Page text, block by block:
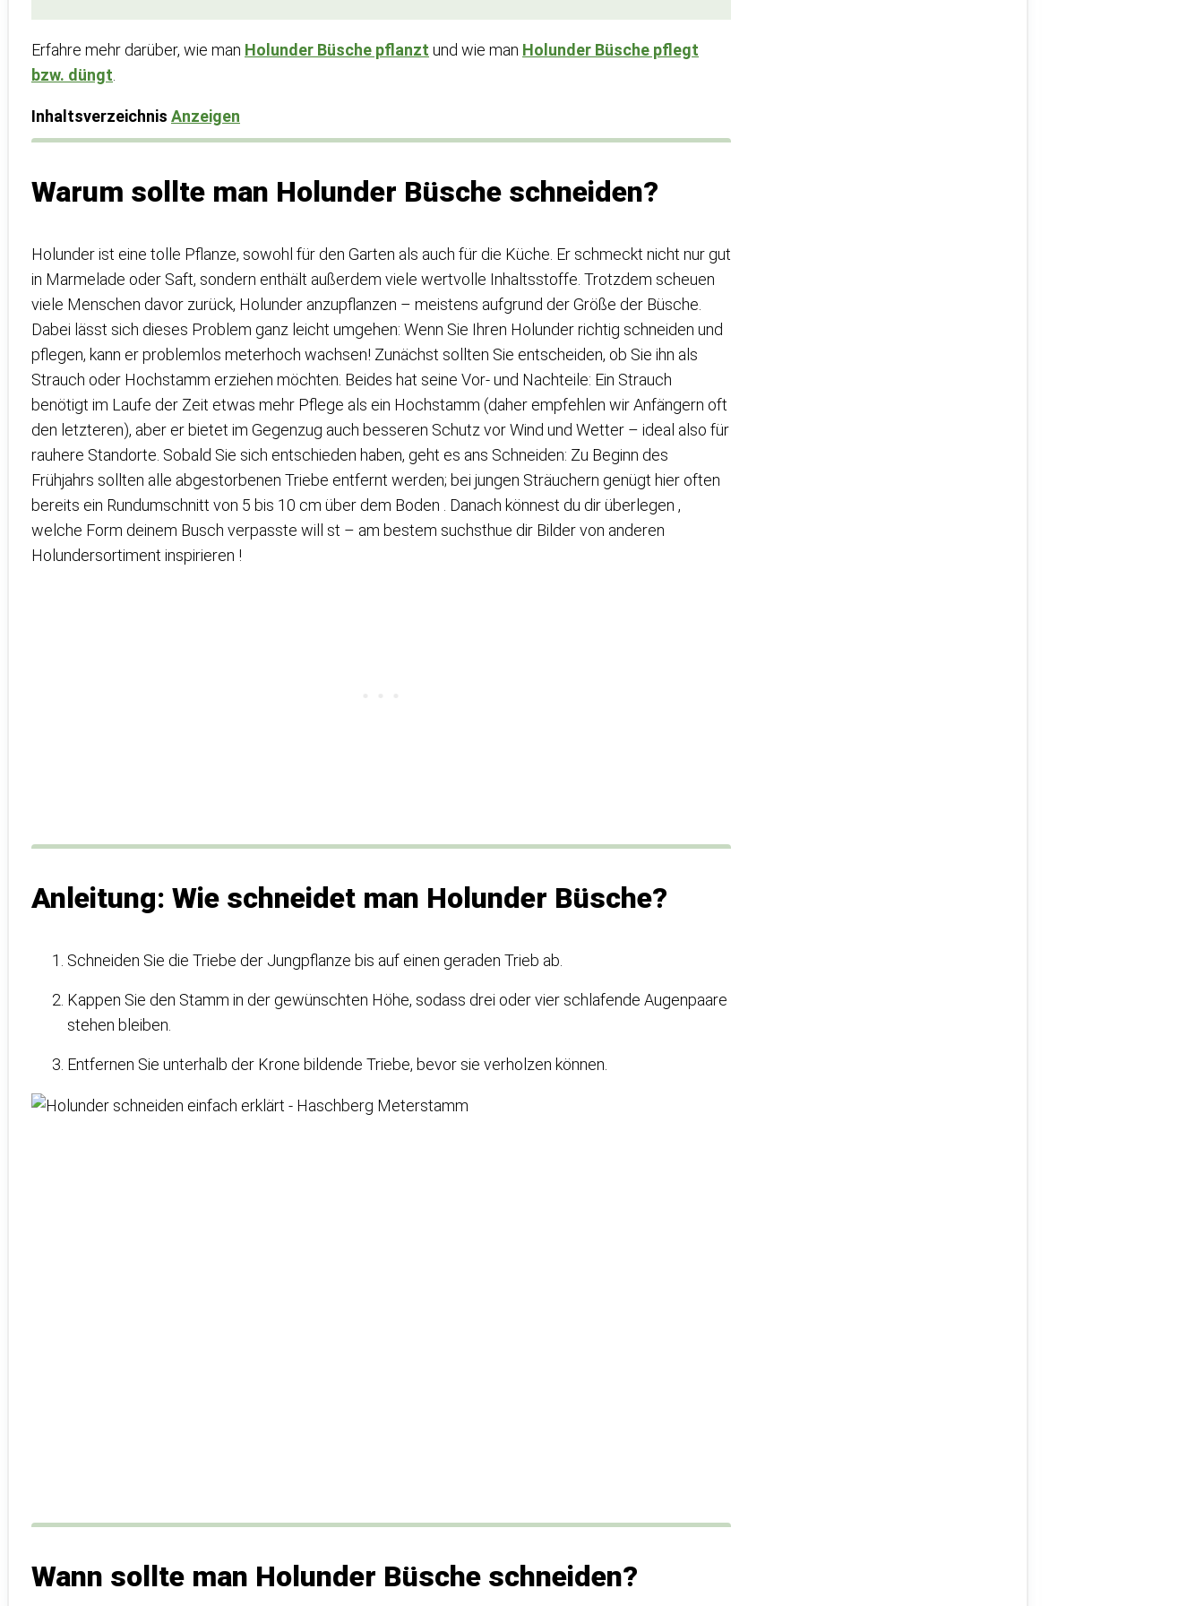
Erfahre mehr darüber, wie man Holunder Büsche pflanzt und wie man Holunder Büsche pflegt
bzw. düngt
Inhaltsverzeichnis Anzeigen
Warum sollte man Holunder Büsche schneiden?
Holunder ist eine tolle Pflanze, sowohl für den Garten als auch für die Küche. Er schmeckt nicht nur gut
in Marmelade oder Saft, sondern enthält außerdem viele wertvolle Inhaltsstoffe. Trotzdem scheuen
viele Menschen davor zurück, Holunder anzupflanzen – meistens aufgrund der Größe der Büsche.
Dabei lässt sich dieses Problem ganz leicht umgehen: Wenn Sie Ihren Holunder richtig schneiden und
pflegen, kann er problemlos meterhoch wachsen! Zunächst sollten Sie entscheiden, ob Sie ihn als
Strauch oder Hochstamm erziehen möchten. Beides hat seine Vor- und Nachteile: Ein Strauch
benötigt im Laufe der Zeit etwas mehr Pflege als ein Hochstamm (daher empfehlen wir Anfängern oft
den letzteren), aber er bietet im Gegenzug auch besseren Schutz vor Wind und Wetter – ideal also für
rauhere Standorte. Sobald Sie sich entschieden haben, geht es ans Schneiden: Zu Beginn des
Frühjahrs sollten alle abgestorbenen Triebe entfernt werden; bei jungen Sträuchern genügt hier often
bereits ein Rundumschnitt von 5 bis 10 cm über dem Boden . Danach könnest du dir überlegen ,
welche Form deinem Busch verpasste will st – am bestem suchsthue dir Bilder von anderen
Holundersortiment inspirieren !
Anleitung: Wie schneidet man Holunder Büsche?
Schneiden Sie die Triebe der Jungpflanze bis auf einen geraden Trieb ab.
Kappen Sie den Stamm in der gewünschten Höhe, sodass drei oder vier schlafende Augenpaare
stehen bleiben.
Entfernen Sie unterhalb der Krone bildende Triebe, bevor sie verholzen können.
Wann sollte man Holunder Büsche schneiden?